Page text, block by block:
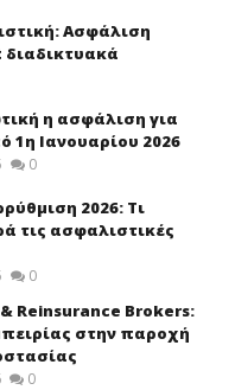
Ασφάλιση
διαδικτυακά
η ασφάλιση για
1η Ιανουαρίου 2026
0
2026: Τι
τις ασφαλιστικές
0
Reinsurance Brokers:
στην παροχή
0